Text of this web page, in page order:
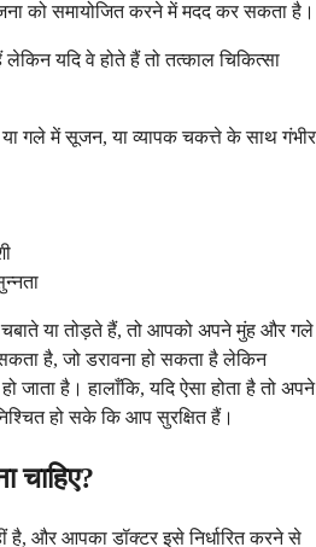
को समायोजित करने में मदद कर सकता है।
लेकिन यदि वे होते हैं तो तत्काल चिकित्सा
गले में सूजन, या व्यापक चकत्ते के साथ गंभीर
या तोड़ते हैं, तो आपको अपने मुंह और गले
है, जो डरावना हो सकता है लेकिन
जाता है। हालाँकि, यदि ऐसा होता है तो अपने
हो सके कि आप सुरक्षित हैं।
चाहिए?
है, और आपका डॉक्टर इसे निर्धारित करने से